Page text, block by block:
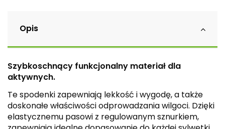
Opis
Szybkoschnący funkcjonalny materiał dla
aktywnych.
Te spodenki zapewniają lekkość i wygodę, a także
doskonałe właściwości odprowadzania wilgoci. Dzięki
elastycznemu pasowi z regulowanym sznurkiem,